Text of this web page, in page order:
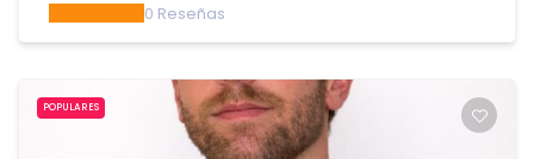
0 Reseñas
POPULARES